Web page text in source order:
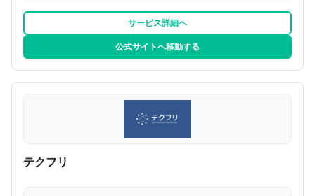
サービス詳細へ
公式サイトへ移動する
テクフリ